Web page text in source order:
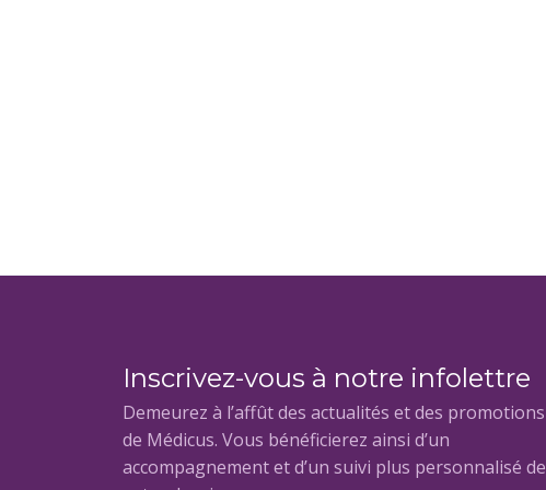
Inscrivez-vous à notre infolettre
Demeurez à l’affût des actualités et des promotions
de Médicus. Vous bénéficierez ainsi d’un
accompagnement et d’un suivi plus personnalisé de